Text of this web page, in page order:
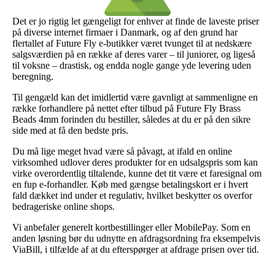
Det er jo rigtig let gængeligt for enhver at finde de laveste priser
på diverse internet firmaer i Danmark, og af den grund har
flertallet af Future Fly e-butikker været tvunget til at nedskære
salgsværdien på en række af deres varer – til juniorer, og ligeså
til voksne – drastisk, og endda nogle gange yde levering uden
beregning.
Til gengæld kan det imidlertid være gavnligt at sammenligne en
række forhandlere på nettet efter tilbud på Future Fly Brass
Beads 4mm forinden du bestiller, således at du er på den sikre
side med at få den bedste pris.
Du må lige meget hvad være så påvagt, at ifald en online
virksomhed udlover deres produkter for en udsalgspris som kan
virke overordentlig tiltalende, kunne det tit være et faresignal om
en fup e-forhandler. Køb med gængse betalingskort er i hvert
fald dækket ind under et regulativ, hvilket beskytter os overfor
bedrageriske online shops.
Vi anbefaler generelt kortbestillinger eller MobilePay. Som en
anden løsning bør du udnytte en afdragsordning fra eksempelvis
ViaBill, i tilfælde af at du efterspørger at afdrage prisen over tid.